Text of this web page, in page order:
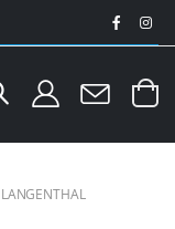
LANGENTHAL